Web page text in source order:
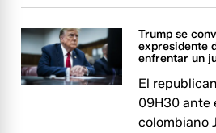
Trump se
expresidente
enfrentar un
El
09H30 ante
colombiano